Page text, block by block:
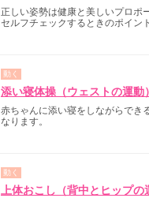
正しい姿勢は健康と美しいプロポ
セルフチェックするときのポイン
動く
添い寝体操（ウェストの運動）
赤ちゃんに添い寝をしながらでき
なります。
動く
上体おこし（背中とヒップの